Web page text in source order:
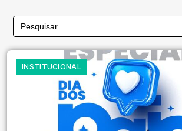
Search
for:
INSTITUCIONAL